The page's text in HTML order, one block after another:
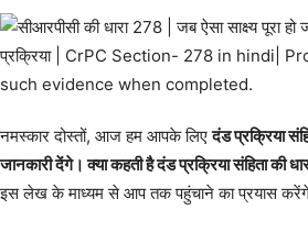
नमस्कार दोस्तों, आज हम आपके लिएदंड प्रक्रिया
जानकारी देंगे। क्या कहती है दंड प्रक्रिया संहिता की
इस लेख के माध्यम से आप तक पहुंचाने का प्रयास